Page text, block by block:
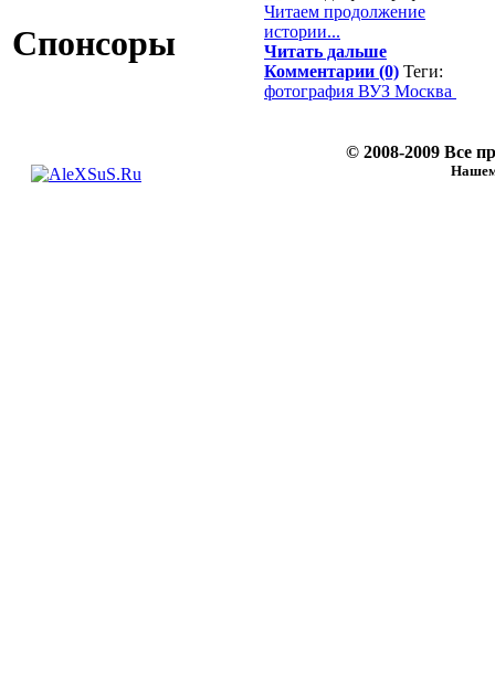
Спонсоры
Читаем продолжение
истории...
Читать дальше
Комментарии (0) Теги:
фотография ВУЗ Москва
© 2008-2009 Все